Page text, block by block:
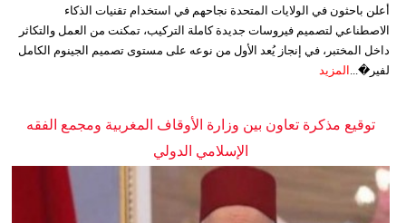
أعلن باحثون في الولايات المتحدة نجاحهم في استخدام تقنيات الذكاء
الاصطناعي لتصميم فيروسات جديدة كاملة التركيب، تمكنت من العمل والتكاثر
داخل المختبر، في إنجاز يُعد الأول من نوعه على مستوى تصميم الجينوم الكامل
لفير�... المزيد
توقيع مذكرة تعاون بين وزارة الأوقاف المغربية ومجمع الفقه
الإسلامي الدولي